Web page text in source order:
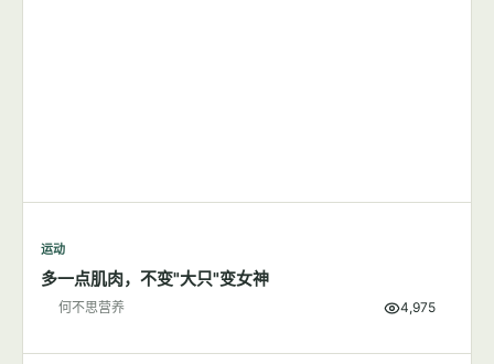
运动
多一点肌肉，不变"大只"变女神
何不思营养 4,975